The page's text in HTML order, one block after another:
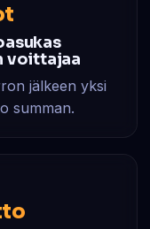
voittajaa
jälkeen yksi
summan.